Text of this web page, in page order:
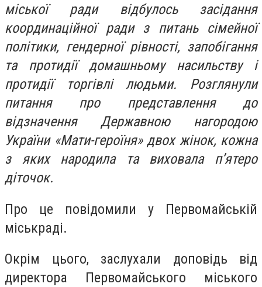
міської ради відбулось засідання
координаційної ради з питань сімейної
політики, гендерної рівності, запобігання
та протидії домашньому насильству і
протидії торгівлі людьми. Розглянули
питання про представлення до
відзначення Державною нагородою
України «Мати-героїня» двох жінок, кожна
з яких народила та виховала п’ятеро
діточок.
Про це повідомили у Первомайській
міськраді.
Окрім цього, заслухали доповідь від
директора Первомайського міського